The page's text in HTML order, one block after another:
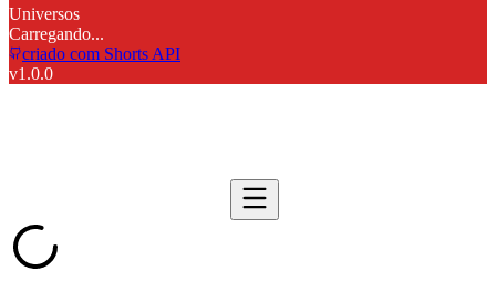
Universos
Carregando...
criado com Shorts API
v1.0.0